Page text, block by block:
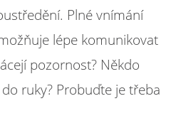
Plné vnímání
lépe komunikovat
pozornost? Někdo
ruky? Probuďte je třeba